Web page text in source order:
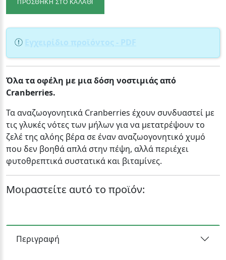
ΠΡΟΣΘΗΚΗ ΣΤΟ ΚΑΛΑΘΙ
Εγχειρίδιο προϊόντος - PDF
Όλα τα οφέλη με μια δόση νοστιμιάς από
Cranberries.
Τα αναζωογονητικά Cranberries έχουν συνδυαστεί με
τις γλυκές νότες των μήλων για να μετατρέψουν το
ζελέ της αλόης βέρα σε έναν αναζωογονητικό χυμό
που δεν βοηθά απλά στην πέψη, αλλά περιέχει
φυτοθρεπτικά συστατικά και βιταμίνες.
Μοιραστείτε αυτό το προϊόν:
Περιγραφή